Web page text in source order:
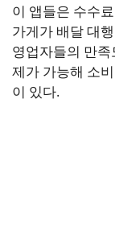
이 앱들은 수수
가게가 배달 대
영업자들의 만
제가 가능해 소
이 있다.